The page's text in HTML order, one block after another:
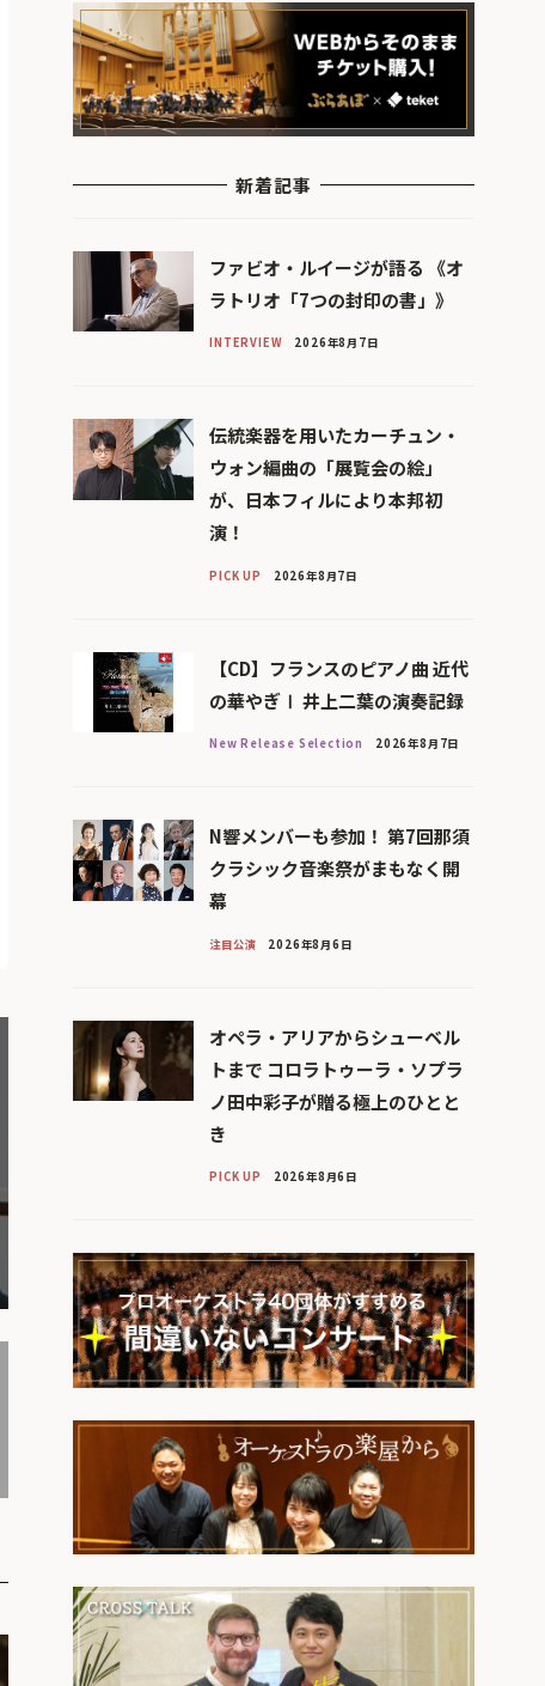
新着記事
ファビオ・ルイージが語る 《オ
ラトリオ「7つの封印の書」》
INTERVIEW 2026年8月7日
伝統楽器を用いたカーチュン・
ウォン編曲の「展覧会の絵」
が、日本フィルにより本邦初
演！
PICK UP 2026年8月7日
【CD】フランスのピアノ曲 近代
の華やぎⅠ 井上二葉の演奏記録
New Release Selection 2026年8月7日
N響メンバーも参加！ 第7回那須
クラシック音楽祭がまもなく開
幕
注目公演 2026年8月6日
オペラ・アリアからシューベル
トまで コロラトゥーラ・ソプラ
ノ田中彩子が贈る極上のひとと
き
PICK UP 2026年8月6日